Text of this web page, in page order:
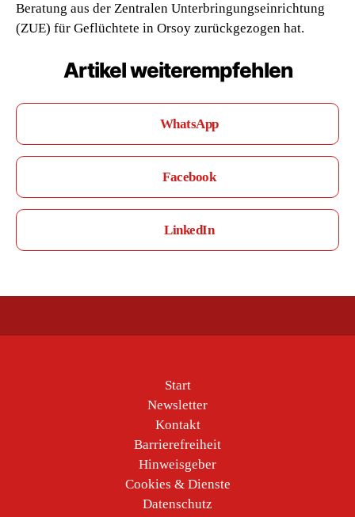
Beratung aus der Zentralen Unterbringungseinrichtung
(ZUE) für Geflüchtete in Orsoy zurückgezogen hat.
Artikel weiterempfehlen
WhatsApp
Facebook
LinkedIn
Start
Newsletter
Kontakt
Barrierefreiheit
Hinweisgeber
Cookies & Dienste
Datenschutz